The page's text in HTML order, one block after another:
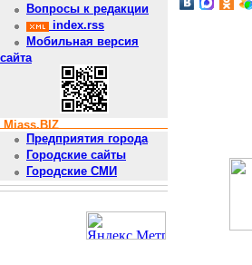
Вопросы к редакции
index.rss
Мобильная версия
сайта
Miass.BIZ
Предприятия города
Городские сайты
Городские СМИ